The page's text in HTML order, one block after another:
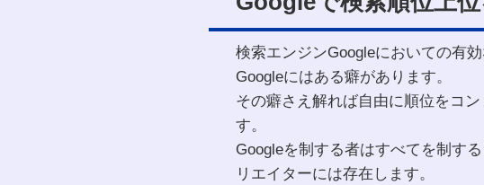
検索エンジンGoogleにおいての有
Googleにはある癖があります。
その癖さえ解れば自由に順位をコ
す。
Googleを制する者はすべてを制す
リエイターには存在します。